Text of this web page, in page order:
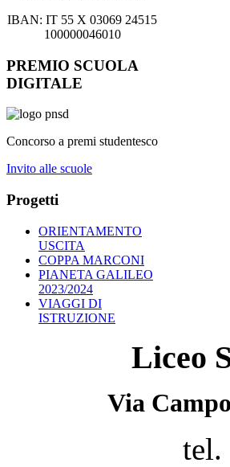
IBAN: IT 55 X 03069 24515
100000046010
PREMIO SCUOLA
DIGITALE
Concorso a premi studentesco
Invito alle scuole
Progetti
ORIENTAMENTO
USCITA
COPPA MARCONI
PIANETA GALILEO
2023/2024
VIAGGI DI
ISTRUZIONE
Liceo
Via
tel.